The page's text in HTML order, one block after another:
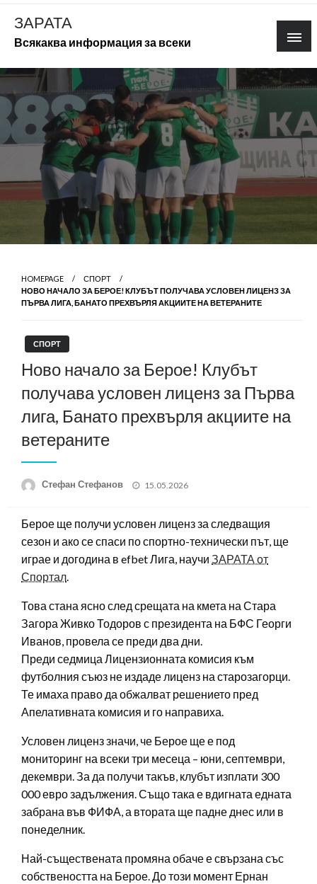
Skip
content
ЗАРАТА
Всякаква информация за всеки
HOMEPAGE
СПОРТ
НОВО НАЧАЛО ЗА БЕРОЕ! КЛУБЪТ ПОЛУЧАВА УСЛОВЕН ЛИЦЕНЗ ЗА
ПЪРВА ЛИГА, БАНАТО ПРЕХВЪРЛЯ АКЦИИТЕ НА ВЕТЕРАНИТЕ
СПОРТ
Ново начало за Берое! Клубът
получава условен лиценз за Първа
лига, Банато прехвърля акциите на
ветераните
Стефан Стефанов
Posted
15.05.2026
Берое ще получи условен лиценз за следващия
сезон и ако се спаси по спортно-технически път, ще
играе и догодина в efbet Лига, научи ЗАРАТА от
Спортал.
Това стана ясно след срещата на кмета на Стара
Загора Живко Тодоров с президента на БФС Георги
Иванов, провела се преди два дни.
Преди седмица Лицензионната комисия към
футболния съюз не издаде лиценз на старозагорци.
Те имаха право да обжалват решението пред
Апелативната комисия и го направиха.
Условен лиценз значи, че Берое ще е под
мониторинг на всеки три месеца – юни, септември,
декември. За да получи такъв, клубът изплати 300
000 евро задължения. Също така е вдигната едната
забрана във ФИФА, а втората ще падне днес или в
понеделник.
Най-съществената промяна обаче е свързана със
собствеността на Берое. До този момент Ернан